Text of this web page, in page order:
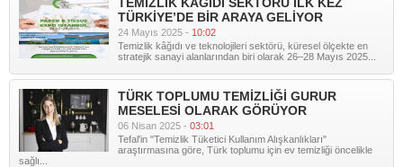
TÜRKİYE’DE BİR ARAYA GELİYOR
24 Mayıs 2025 - 10:02
Temizlik kâğıdı ve teknolojileri sektörü, küresel ölçekte en
stratejik sanayi alanlarından biri olarak 26–28 Mayıs 2025...
TÜRK TOPLUMU TEMİZLİĞİ GURUR
MESELESİ OLARAK GÖRÜYOR
06 Nisan 2025 - 03:01
Tefal'in "Temizlik Tüketici Kullanım Alışkanlıkları"
araştırmasına göre, Türk toplumu için ev temizliği öncelikle
sağlı...